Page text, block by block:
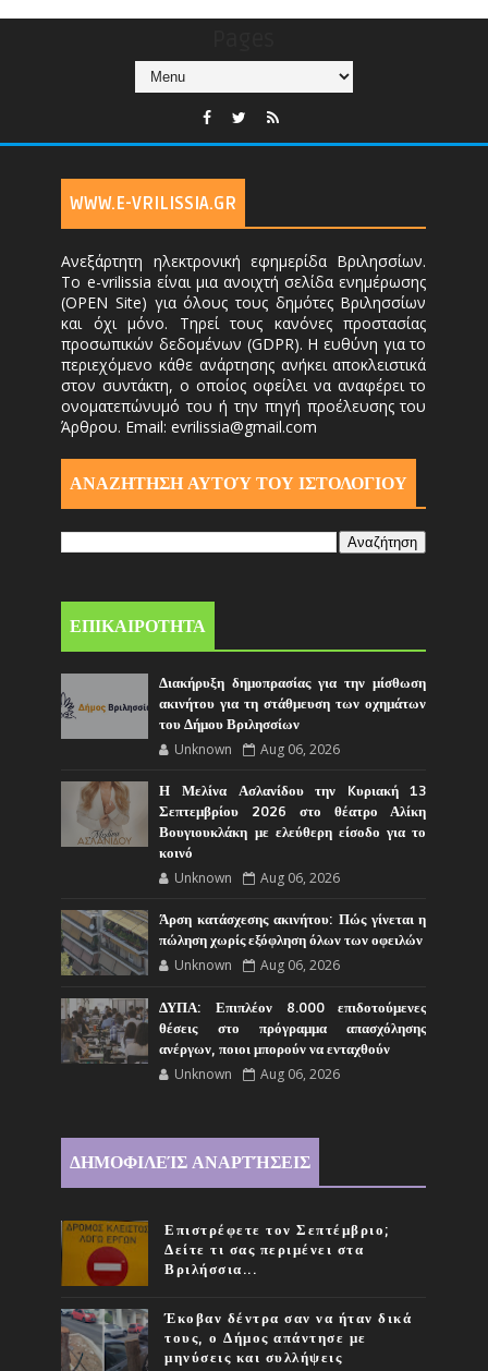
WWW.E-VRILISSIA.GR
Ανεξάρτητη ηλεκτρονική εφημερίδα Βριλησσίων.
Το e-vrilissia είναι μια ανοιχτή σελίδα ενημέρωσης
(OPEN Site) για όλους τους δημότες Βριλησσίων
και όχι μόνο. Τηρεί τους κανόνες προστασίας
προσωπικών δεδομένων (GDPR). Η ευθύνη για το
περιεχόμενο κάθε ανάρτησης ανήκει αποκλειστικά
στον συντάκτη, ο οποίος οφείλει να αναφέρει το
ονοματεπώνυμό του ή την πηγή προέλευσης του
Άρθρου. Email: evrilissia@gmail.com
ΑΝΑΖΗΤΗΣΗ ΑΥΤΟΎ ΤΟΥ ΙΣΤΟΛΟΓΙΟΥ
ΕΠΙΚΑΙΡΟΤΗΤΑ
Διακήρυξη δημοπρασίας για την μίσθωση
ακινήτου για τη στάθμευση των οχημάτων
του Δήμου Βριλησσίων
Unknown Aug 06, 2026
Η Μελίνα Ασλανίδου την Kυριακή 13
Σεπτεμβρίου 2026 στο θέατρο Αλίκη
Βουγιουκλάκη με ελεύθερη είσοδο για το
κοινό
Unknown Aug 06, 2026
Άρση κατάσχεσης ακινήτου: Πώς γίνεται η
πώληση χωρίς εξόφληση όλων των οφειλών
Unknown Aug 06, 2026
ΔΥΠΑ: Επιπλέον 8.000 επιδοτούμενες
θέσεις στο πρόγραμμα απασχόλησης
ανέργων, ποιοι μπορούν να ενταχθούν
Unknown Aug 06, 2026
ΔΗΜΟΦΙΛΕΊΣ ΑΝΑΡΤΉΣΕΙΣ
Επιστρέφετε τον Σεπτέμβριο;
Δείτε τι σας περιμένει στα
Βριλήσσια...
Έκοβαν δέντρα σαν να ήταν δικά
τους, ο Δήμος απάντησε με
μηνύσεις και συλλήψεις